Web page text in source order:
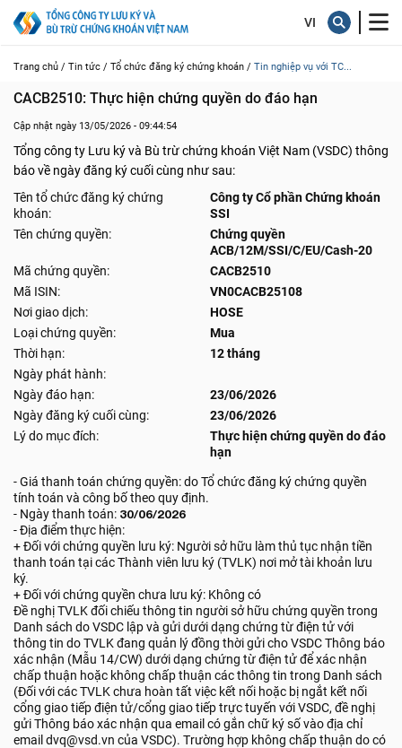
Trang chủ / Tin tức / Tổ chức đăng ký chứng khoán / Tin nghiệp vụ với TC...
CACB2510: Thực hiện chứng quyền do đáo hạn
Cập nhật ngày 13/05/2026 - 09:44:54
Tổng công ty Lưu ký và Bù trừ chứng khoán Việt Nam (VSDC) thông
báo về ngày đăng ký cuối cùng như sau:
Tên tổ chức đăng ký chứng
khoán:
Công ty Cổ phần Chứng khoán
SSI
Tên chứng quyền:
Chứng quyền
ACB/12M/SSI/C/EU/Cash-20
Mã chứng quyền:
CACB2510
Mã ISIN:
VN0CACB25108
Nơi giao dịch:
HOSE
Loại chứng quyền:
Mua
Thời hạn:
12 tháng
Ngày phát hành:
Ngày đáo hạn:
23/06/2026
Ngày đăng ký cuối cùng:
23/06/2026
Lý do mục đích:
Thực hiện chứng quyền do đáo
hạn
- Giá thanh toán chứng quyền: do Tổ chức đăng ký chứng quyền
tính toán và công bố theo quy định.
- Ngày thanh toán: 30/06/2026
- Địa điểm thực hiện:
+ Đối với chứng quyền lưu ký: Người sở hữu làm thủ tục nhận tiền
thanh toán tại các Thành viên lưu ký (TVLK) nơi mở tài khoản lưu
ký.
+ Đối với chứng quyền chưa lưu ký: Không có
Đề nghị TVLK đối chiếu thông tin người sở hữu chứng quyền trong
Danh sách do VSDC lập và gửi dưới dạng chứng từ điện tử với
thông tin do TVLK đang quản lý đồng thời gửi cho VSDC Thông báo
xác nhận (Mẫu 14/CW) dưới dạng chứng từ điện tử để xác nhận
chấp thuận hoặc không chấp thuận các thông tin trong Danh sách
(Đối với các TVLK chưa hoàn tất việc kết nối hoặc bị ngắt kết nối
cổng giao tiếp điện tử/cổng giao tiếp trực tuyến với VSDC, đề nghị
gửi Thông báo xác nhận qua email có gắn chữ ký số vào địa chỉ
email dvq@vsd.vn của VSDC). Trường hợp không chấp thuận do có